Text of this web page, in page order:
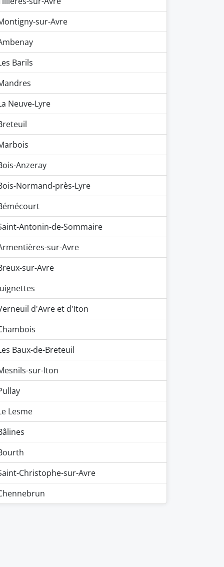
sur-Avre
Barils
Neuve-Lyre
Anzeray
Normand-près-Lyre
Antonin-de-Sommaire
sur-Avre
sur-Avre
d'Avre et d'Iton
Baux-de-Breteuil
sur-Iton
Lesme
Christophe-sur-Avre